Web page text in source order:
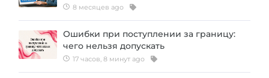
8 месяцев ago
Ошибки при поступлении за границу:
чего нельзя допускать
17 часов, 8 минут ago